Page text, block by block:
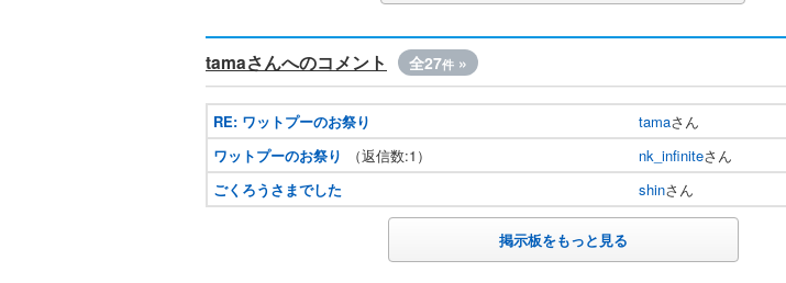
tamaさんへのコメント 全27件 »
RE: ワットプーのお祭り tamaさん
ワットプーのお祭り
（返信数:1） nk_infiniteさん
ごくろうさまでした
shinさん
掲示板をもっと見る